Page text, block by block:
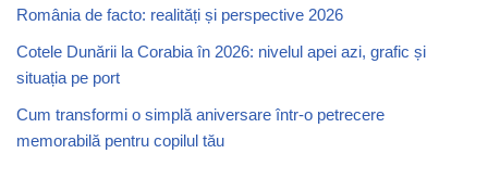
România de facto: realități și perspective 2026
Cotele Dunării la Corabia în 2026: nivelul apei azi, grafic și
situația pe port
Cum transformi o simplă aniversare într-o petrecere
memorabilă pentru copilul tău